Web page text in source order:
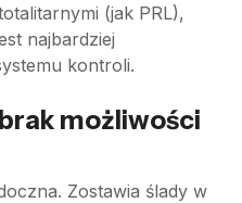
(jak PRL),
najbardziej
kontroli.
możliwości
Zostawia ślady w